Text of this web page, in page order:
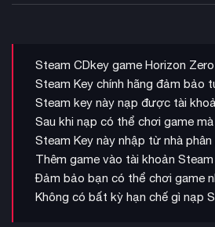
Steam CDkey game Horizon
Steam Key chính hãng đảm bảo
Steam key này nạp được tài
Sau khi nạp có thể chơi game
Steam Key này nhập từ nhà phân
Thêm game vào tài khoản
Đảm bảo bạn có thể chơi game
Không có bất kỳ hạn chế gì nạp